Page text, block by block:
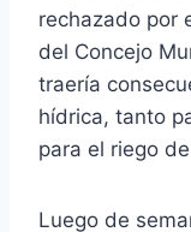
rechazado por
del Concejo
traería
hídrica, tanto
para el riego
Luego de